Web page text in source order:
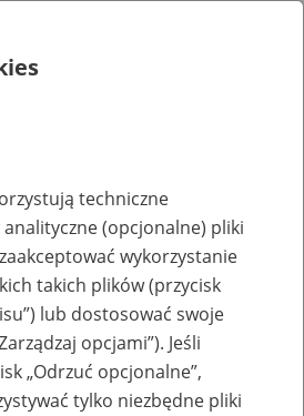
techniczne
(opcjonalne) pliki
wykorzystanie
takich plików (przycisk
lub dostosować swoje
opcjami”). Jeśli
„Odrzuć opcjonalne”,
tylko niezbędne pliki